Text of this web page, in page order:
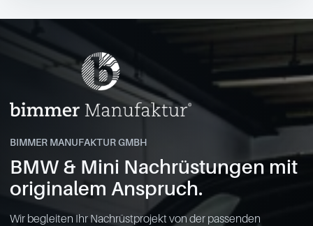
BIMMER MANUFAKTUR GMBH
BMW & Mini Nachrüstungen mit
originalem Anspruch.
Wir begleiten Ihr Nachrüstprojekt von der passenden